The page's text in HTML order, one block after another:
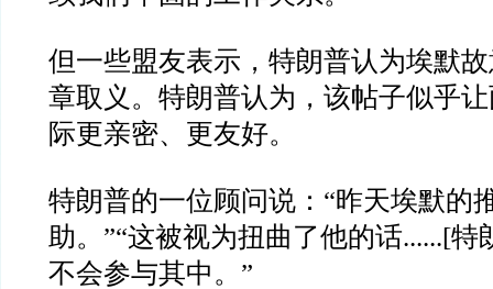
但一些盟友表示，特朗普认为埃默
章取义。特朗普认为，该帖子似乎
际更亲密、更友好。
特朗普的一位顾问说： “昨天埃默的
助。 ”“这被视为扭曲了他的话......[特
不会参与其中。 ”